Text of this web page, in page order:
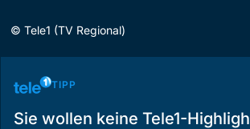
© Tele1 (TV Regional)
TIPP
Sie wollen keine Tele1-